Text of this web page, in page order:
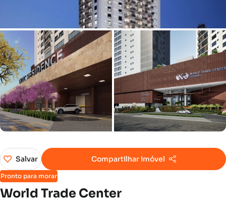
Pronto para morar
World Trade Center
Salvar Compartilhar imóvel